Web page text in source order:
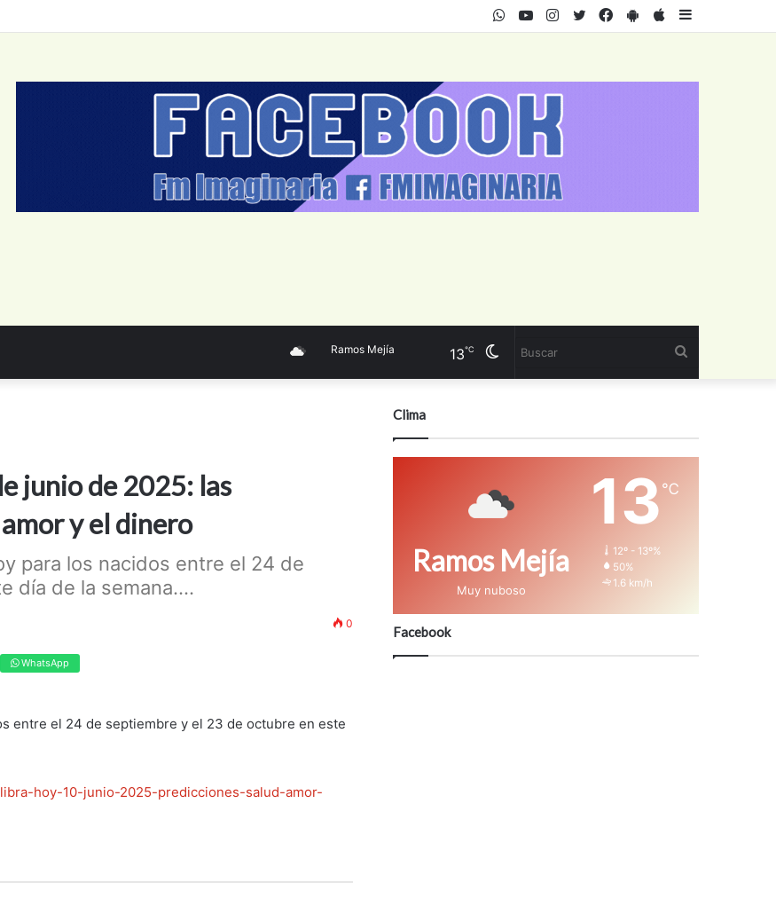
AppStore
PlayStore
Facebook
Twitter
Instagram
Youtube
WhatsApp
Cambiar
Ramos Mejía 13℃
junio de 2025: las
y el dinero
para los nacidos entre el 24 de
día de la semana....
0
WhatsApp
entre el 24 de septiembre y el 23 de octubre en este
hoy-10-junio-2025-predicciones-salud-amor-
Clima
Ramos Mejía
Muy nuboso
13 ℃
12º - 13º%
50%
1.6 km/h
Facebook